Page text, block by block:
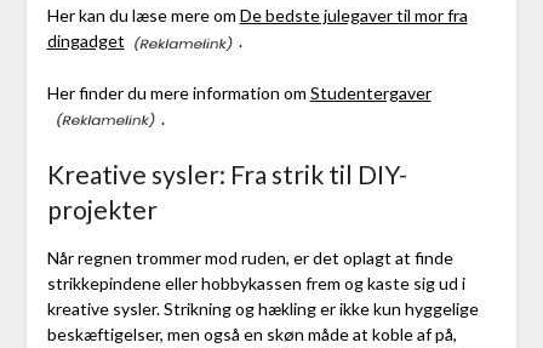
Her kan du læse mere om De bedste julegaver til mor fra
dingadget
.
Her finder du mere information om Studentergaver
.
Kreative sysler: Fra strik til DIY-
projekter
Når regnen trommer mod ruden, er det oplagt at finde
strikkepindene eller hobbykassen frem og kaste sig ud i
kreative sysler. Strikning og hækling er ikke kun hyggelige
beskæftigelser, men også en skøn måde at koble af på,